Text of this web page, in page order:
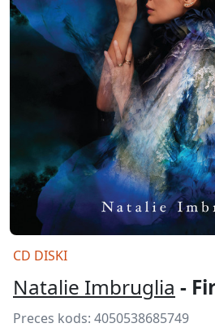
CD DISKI
Natalie Imbruglia -
Preces kods: 4050538685749